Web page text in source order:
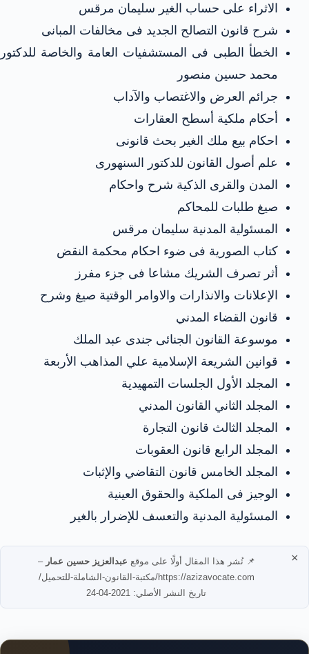
الاثراء على حساب الغير سليمان مرقس
شرح قانون التصالح الجديد فى مخالفات المبانى
الخطأ الطبى فى المستشفيات العامة والخاصة للدكتور
محمد حسين منصور
جرائم العرض والاغتصاب والآداب
أحكام ملكية أسطح العقارات
احكام بيع ملك الغير بحث قانونى
علم أصول القانون للدكتور السنهورى
المدن والقرى الذكية شرح واحكام
صيغ طلبات للمحاكم
المسئولية المدنية سليمان مرقس
كتاب الصورية فى ضوء احكام محكمة النقض
أثر تصرف الشريك مشاعا فى جزء مفرز
الإعلانات والانذارات والاوامر الوقتية صيغ وشرح
قانون القضاء المدني
موسوعة القانون الجنائى جندى عبد الملك
قوانين الشريعة الإسلامية علي المذاهب الأربعة
المجلد الأول الجلسات التمهيدية
المجلد الثاني القانون المدني
المجلد الثالث قانون التجارة
المجلد الرابع قانون العقوبات
المجلد الخامس قانون التقاضي والإثبات
الوجيز فى الملكية والحقوق العينية
المسئولية المدنية والتعسف للإضرار بالغير
📌 نُشر هذا المقال أولًا على موقع عبدالعزيز حسين عمار –
https://azizavocate.com/مكتبة-القانون-الشاملة-للتحميل/
تاريخ النشر الأصلي: 2021-04-24
×